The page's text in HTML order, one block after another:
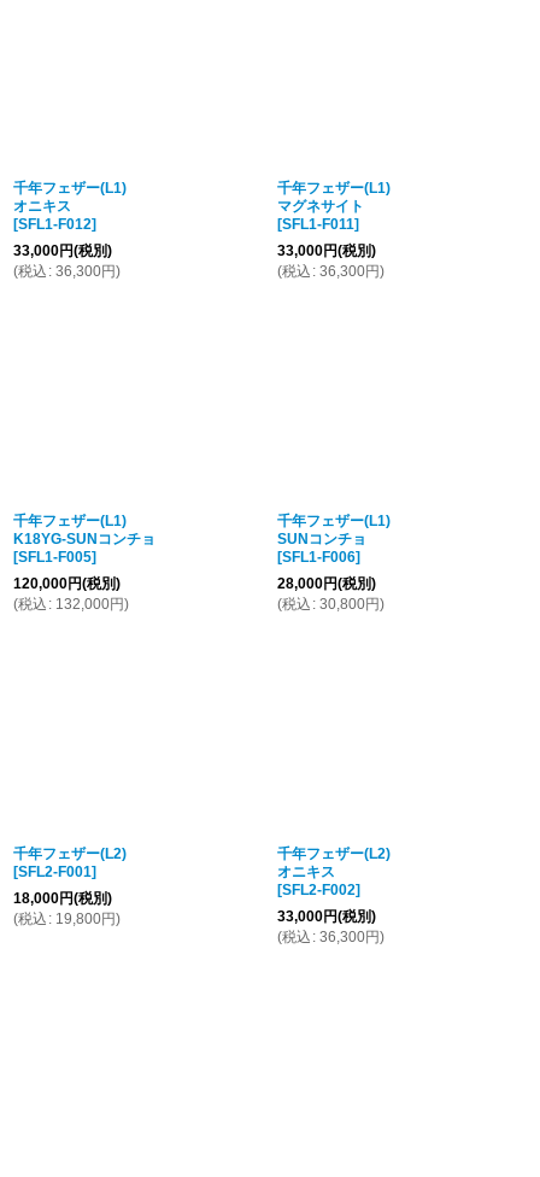
千年フェザー(L1)
オニキス
[SFL1-F012]
33,000円(税別)
(税込 : 36,300円)
千年フェザー(L1)
マグネサイト
[SFL1-F011]
33,000円(税別)
(税込 : 36,300円)
千年フェザー(L1)
K18YG-SUNコンチョ
[SFL1-F005]
120,000円(税別)
(税込 : 132,000円)
千年フェザー(L1)
SUNコンチョ
[SFL1-F006]
28,000円(税別)
(税込 : 30,800円)
千年フェザー(L2)
[SFL2-F001]
18,000円(税別)
(税込 : 19,800円)
千年フェザー(L2)
オニキス
[SFL2-F002]
33,000円(税別)
(税込 : 36,300円)